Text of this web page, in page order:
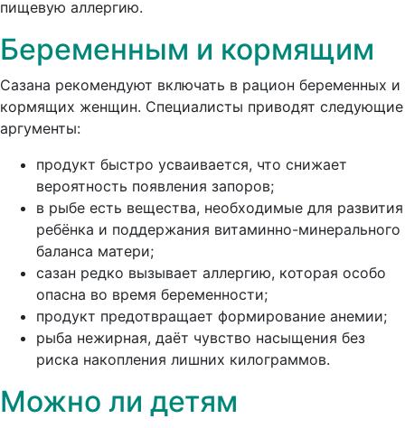
пищевую аллергию.
Беременным и кормящим
Сазана рекомендуют включать в рацион беременных и
кормящих женщин. Специалисты приводят следующие
аргументы:
продукт быстро усваивается, что снижает
вероятность появления запоров;
в рыбе есть вещества, необходимые для развития
ребёнка и поддержания витаминно-минерального
баланса матери;
сазан редко вызывает аллергию, которая особо
опасна во время беременности;
продукт предотвращает формирование анемии;
рыба нежирная, даёт чувство насыщения без
риска накопления лишних килограммов.
Можно ли детям